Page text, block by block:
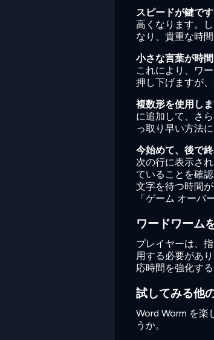
スピードが鍵です
高くなります。
なり、貴重な時
小さな言葉が時間
これにより、ワ
押し下げますが
複数形を使用しま
に追加して、さ
っ取り早い方法
今始めて、後で終
次の行に表示さ
ていることを確
文字を待つ時間
「ゲーム オーバ
ワードワーム
プレイヤーは、
用する必要があ
応時間を強化す
試してみる他
Word Worm を楽
うか。